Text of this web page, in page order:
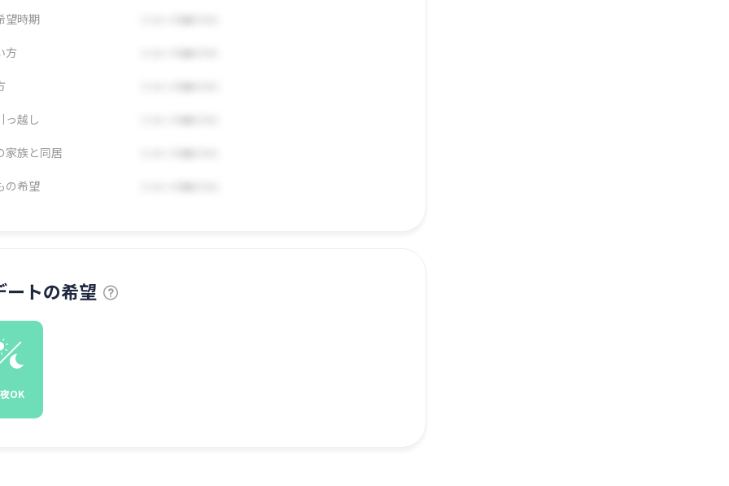
望時期
方
っ越し
家族と同居
の希望
ートの希望
OK